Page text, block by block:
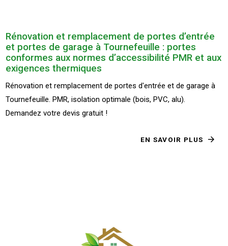
Rénovation et remplacement de portes d’entrée
et portes de garage à Tournefeuille : portes
conformes aux normes d’accessibilité PMR et aux
exigences thermiques
Rénovation et remplacement de portes d'entrée et de garage à
Tournefeuille. PMR, isolation optimale (bois, PVC, alu).
Demandez votre devis gratuit !
EN SAVOIR PLUS